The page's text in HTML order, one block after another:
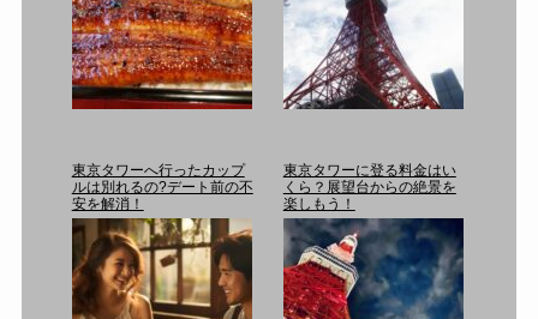
東京タワーへ行ったカップ
ルは別れるの?デート前の不
安を解消！
東京タワーに登る料金はい
くら？展望台からの絶景を
楽しもう！